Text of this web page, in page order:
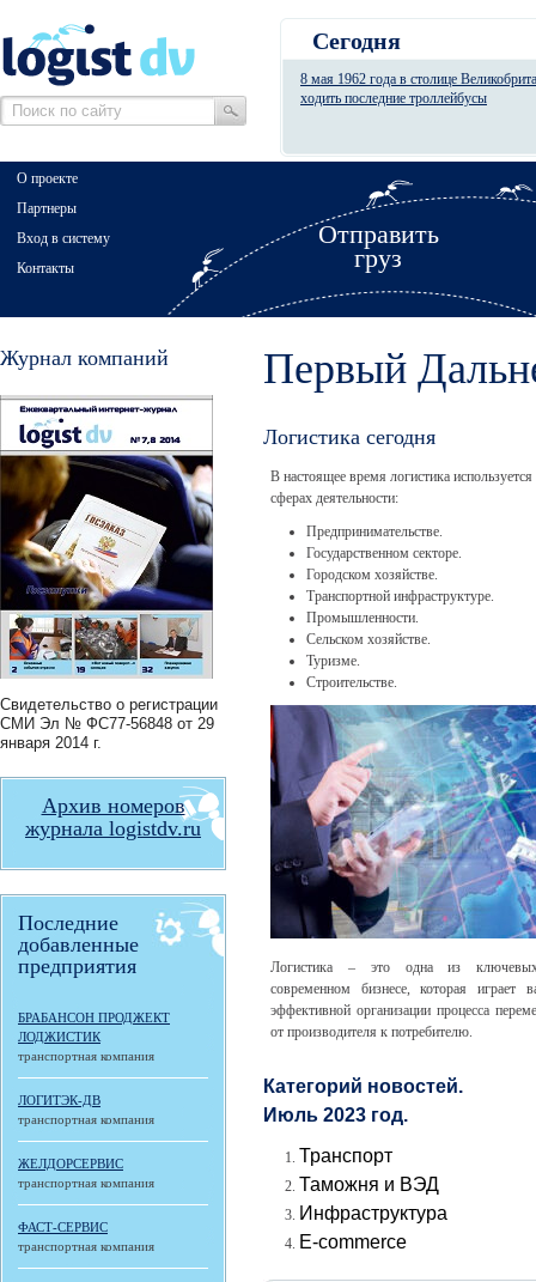
Сегодня
8 мая 1962 года в столице
ходить последние троллейбусы
Отправить
груз
О проекте
Партнеры
Вход в систему
Контакты
Журнал компаний
Свидетельство о регистрации
СМИ Эл № ФС77-56848 от 29
января 2014 г.
Архив номеров
журнала logistdv.ru
Последние
добавленные
предприятия
БРАБАНСОН ПРОДЖЕКТ
ЛОДЖИСТИК
транспортная компания
ЛОГИТЭК-ДВ
транспортная компания
ЖЕЛДОРСЕРВИС
транспортная компания
ФАСТ-СЕРВИС
транспортная компания
Первый
Логистика сегодня
В настоящее время логистика
сферах деятельности:
Предпринимательстве.
Государственном секторе.
Городском хозяйстве.
Транспортной инфраструктуре.
Промышленности.
Сельском хозяйстве.
Туризме.
Строительстве.
Логистика – это одна из
современном бизнесе, которая играет
эффективной организации процесса
от производителя к потребителю.
Категорий новостей.
Июль 2023 год.
Транспорт
Таможня и ВЭД
Инфраструктура
E-commerce